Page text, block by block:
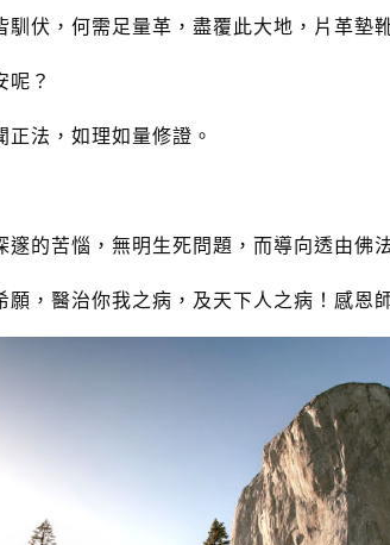
伏，何需足量革，盡覆此大地，片革墊
呢？
法，如理如量修證。
的苦惱，無明生死問題，而導向透由佛
，醫治你我之病，及天下人之病！感恩